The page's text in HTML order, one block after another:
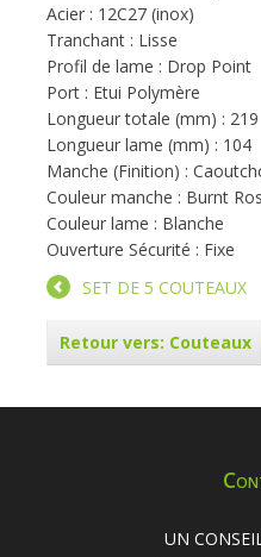
Acier : 12C27 (inox)
Tranchant : Lisse
Profil de lame : Drop Point
Port : Etui Polymère
Longueur totale (mm) : 219
Longueur lame (mm) : 104
Manche (Finition) :
Couleur manche : Burnt
Couleur lame : Blanche
Ouverture Sécurité : Fixe
SET DE 5 COUTEAUX
Retour vers: Couteaux
UN